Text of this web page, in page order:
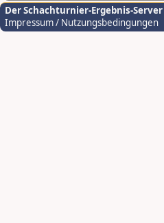
Der Schachturnier-Ergebnis-Server
Impressum / Nutzungsbedingungen